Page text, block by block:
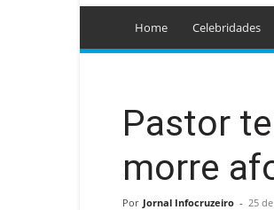
Home Celebridades
Pastor
morre
Por Jornal Infocruzeiro - 25